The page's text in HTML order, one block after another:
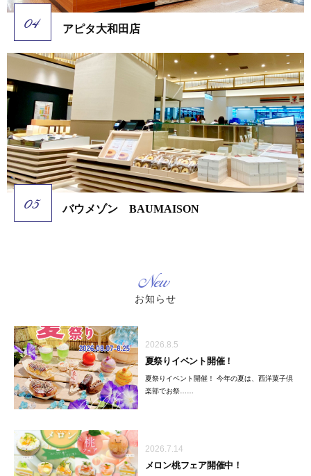
アピタ大和田店
バウメゾン BAUMAISON
New
お知らせ
2026.8.5
夏祭りイベント開催！
夏祭りイベント開催！ 今年の夏は、西洋菓子倶
楽部でお祭……
2026.7.14
メロン桃フェア開催中！